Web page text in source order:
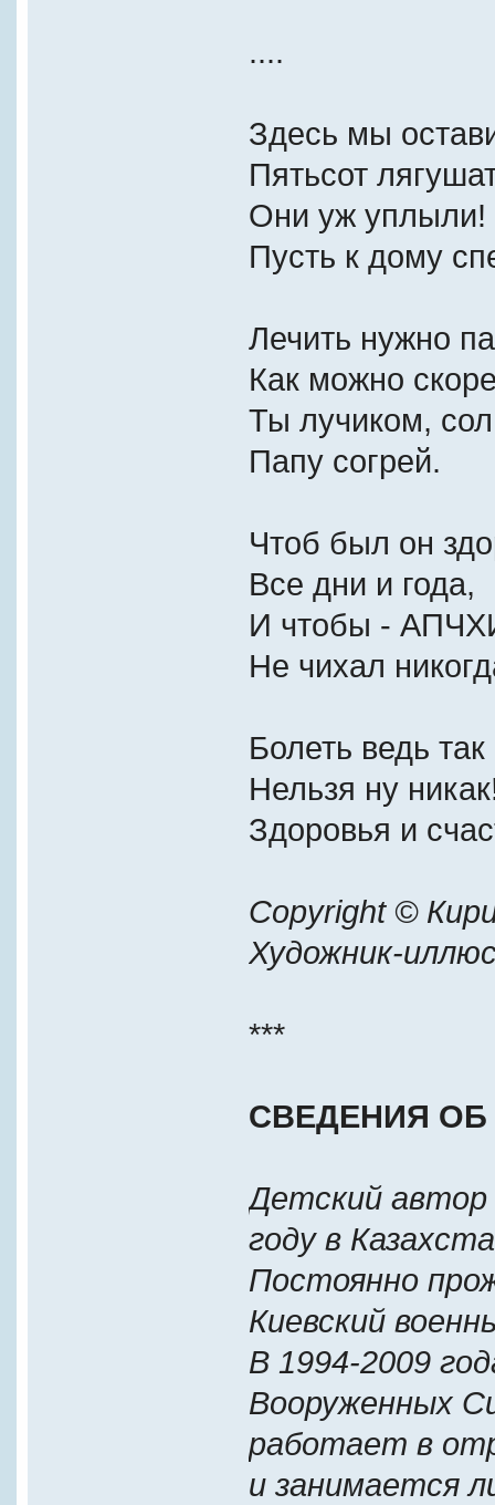
....
Здесь мы
Пятьсот
Они уж уплыли!
Пусть к дому
Лечить нужно
Как можно
Ты лучиком,
Папу согрей.
Чтоб был он
Все дни и года,
И чтобы -
Не чихал
Болеть ведь
Нельзя ну
Здоровья и
Copyright ©
Художник-
***
CВЕДЕНИЯ ОБ
Детский автор
году в
Постоянно
Киевский
В 1994-2009
Вооруженных
работает в
и занимается